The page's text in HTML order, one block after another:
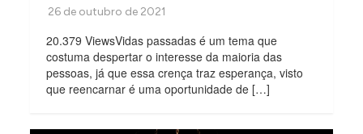
20.379 ViewsVidas passadas é um tema que
costuma despertar o interesse da maioria das
pessoas, já que essa crença traz esperança, visto
que reencarnar é uma oportunidade de […]